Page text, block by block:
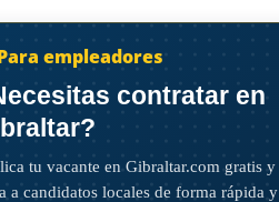
empleadores
contratar en
tu vacante en Gibraltar.com gratis y
a candidatos locales de forma rápida y